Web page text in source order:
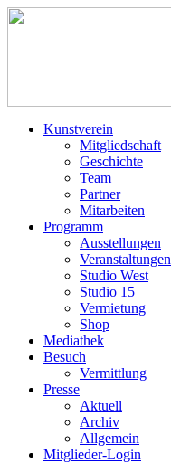
Kunstverein
Mitgliedschaft
Geschichte
Team
Partner
Mitarbeiten
Programm
Ausstellungen
Veranstaltungen
Studio West
Studio 15
Vermietung
Shop
Mediathek
Besuch
Vermittlung
Presse
Aktuell
Archiv
Allgemein
Mitglieder-Login